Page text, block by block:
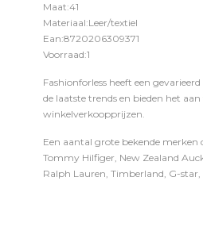
Maat:41
Materiaal:Leer/textiel
Ean:8720206309371
Voorraad:1
Fashionforless heeft een
de laatste trends en bieden het
winkelverkoopprijzen.
Een aantal grote bekende merken
Tommy Hilfiger, New Zealand
Ralph Lauren, Timberland, G-star,